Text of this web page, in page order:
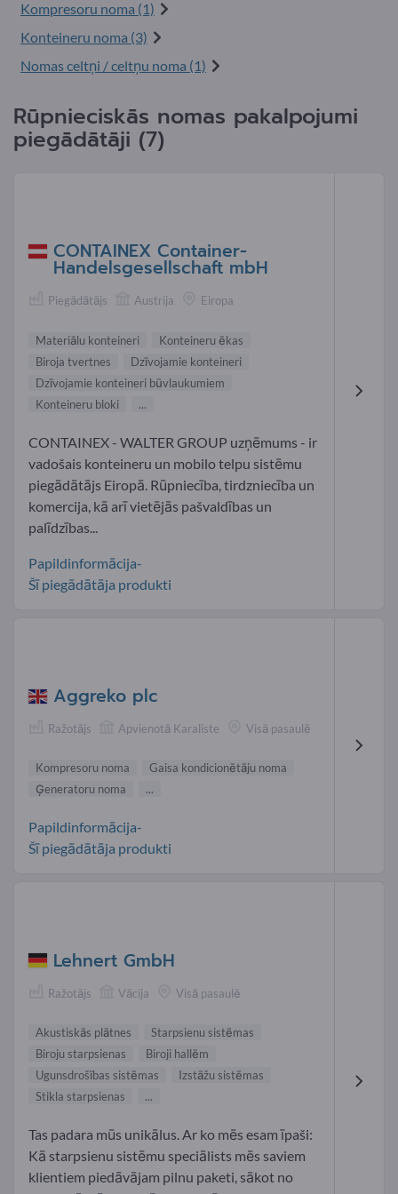
Kompresoru noma (1)
Konteineru noma (3)
Nomas celtņi / celtņu noma (1)
Rūpnieciskās nomas pakalpojumi
piegādātāji (7)
CONTAINEX Container-
Handelsgesellschaft mbH
Piegādātājs Austrija Eiropa
Materiālu konteineri
Konteineru ēkas
Biroja tvertnes
Dzīvojamie konteineri
Dzīvojamie konteineri būvlaukumiem
Konteineru bloki
...
CONTAINEX - WALTER GROUP uzņēmums - ir
vadošais konteineru un mobilo telpu sistēmu
piegādātājs Eiropā. Rūpniecība, tirdzniecība un
komercija, kā arī vietējās pašvaldības un
palīdzības...
Papildinformācija-
Šī piegādātāja produkti
Aggreko plc
Ražotājs Apvienotā Karaliste Visā pasaulē
Kompresoru noma
Gaisa kondicionētāju noma
Ģeneratoru noma
...
Papildinformācija-
Šī piegādātāja produkti
Lehnert GmbH
Ražotājs Vācija Visā pasaulē
Akustiskās plātnes
Starpsienu sistēmas
Biroju starpsienas
Biroji hallēm
Ugunsdrošības sistēmas
Izstāžu sistēmas
Stikla starpsienas
...
Tas padara mūs unikālus. Ar ko mēs esam īpaši:
Kā starpsienu sistēmu speciālists mēs saviem
klientiem piedāvājam pilnu paketi, sākot no